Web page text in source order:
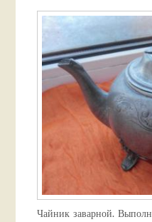
Чайник заварной.